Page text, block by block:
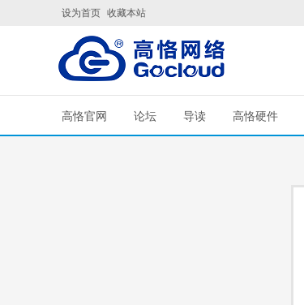
设为首页 收藏本站
高恪官网 论坛 导读 高恪硬件